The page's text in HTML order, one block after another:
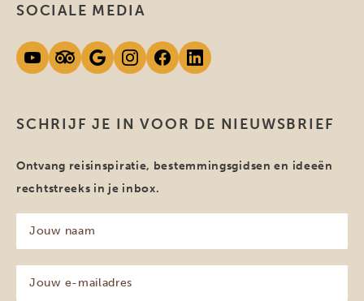
SCHRIJF JE IN VOOR DE NIEUWSBRIEF
Ontvang reisinspiratie, bestemmingsgidsen en ideeën
rechtstreeks in je inbox.
naam
(Vereist)
SOCIALE MEDIA